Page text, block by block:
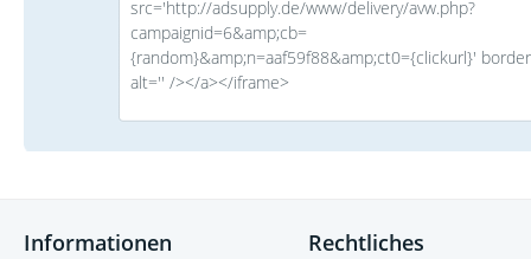
src='http://adsupply.de/www/delivery/avw.php?
campaignid=6&amp;cb=
{random}&amp;n=aaf59f88&amp;ct0={clickurl}'
alt='' /></a></iframe>
Informationen Rechtliches